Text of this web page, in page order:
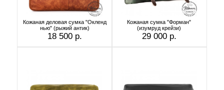
Кожаная деловая сумка "Окленд
нью" (рыжий антик)
18 500 р.
Кожаная сумка "Форман"
(изумруд крейзи)
29 000 р.